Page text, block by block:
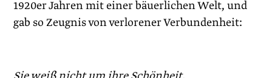
1920er Jahren mit einer bäuerlichen Welt, und
gab so Zeugnis von verlorener Verbundenheit: